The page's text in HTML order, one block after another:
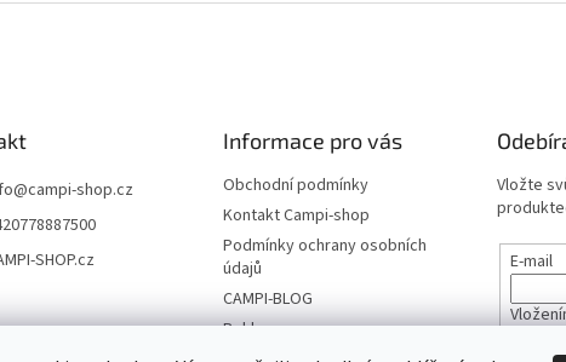
@campi-shop.cz
SHOP.cz
Informace pro vás
Obchodní podmínky
Kontakt Campi-shop
Podmínky ochrany osobních
údajů
CAMPI-BLOG
Reklamace
Vložte
E-mail